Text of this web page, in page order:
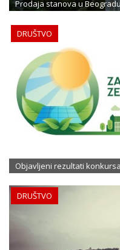
Prodaja stanova u
DRUŠTVO
Objavljeni rezultati
DRUŠTVO